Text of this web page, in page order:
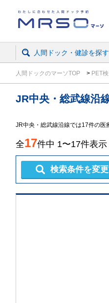
人間ドック・健診を探す
人間ドックのマーソTOP PET
JR中央・総武線沿
JR中央・総武線沿線では17件の医
全17件中 1〜17件表示
検索条件を変